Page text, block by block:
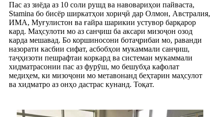
Пас аз зиёда аз 10 соли рушд ва навовариҳои пайваста,
Stamina бо бисёр ширкатҳои хориҷӣ дар Олмон, Австралия,
ИМА, Муғулистон ва ғайра шарикии устувор барқарор
кард. Маҳсулоти мо аз санҷиш ба аксари мизоҷон озод
карда мешавад. Бо коршиносони ботаҷрибаи мо, раванди
назорати касбии сифат, асбобҳои мукаммали санҷиш,
таҷҳизоти пешрафтаи коркард ва системаи мукаммали
хидматрасонии пас аз фурӯш, мо бешубҳа кафолат
медиҳем, ки мизоҷони мо метавонанд беҳтарин маҳсулот
ва хидматро аз онҳо дастрас кунанд. Тоқат.